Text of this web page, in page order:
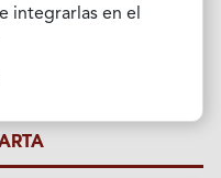
integrarlas en el